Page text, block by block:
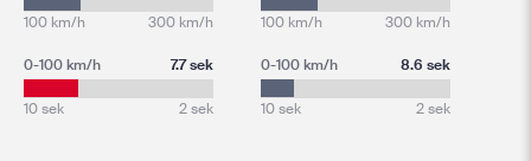
100 km/h 300 km/h
0-100 km/h 7.7 sek
10 sek 2 sek
100 km/h 300 km/h
0-100 km/h 8.6 sek
10 sek 2 sek